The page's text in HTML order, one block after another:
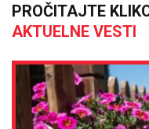
PROČITAJTE
AKTUELNE VESTI